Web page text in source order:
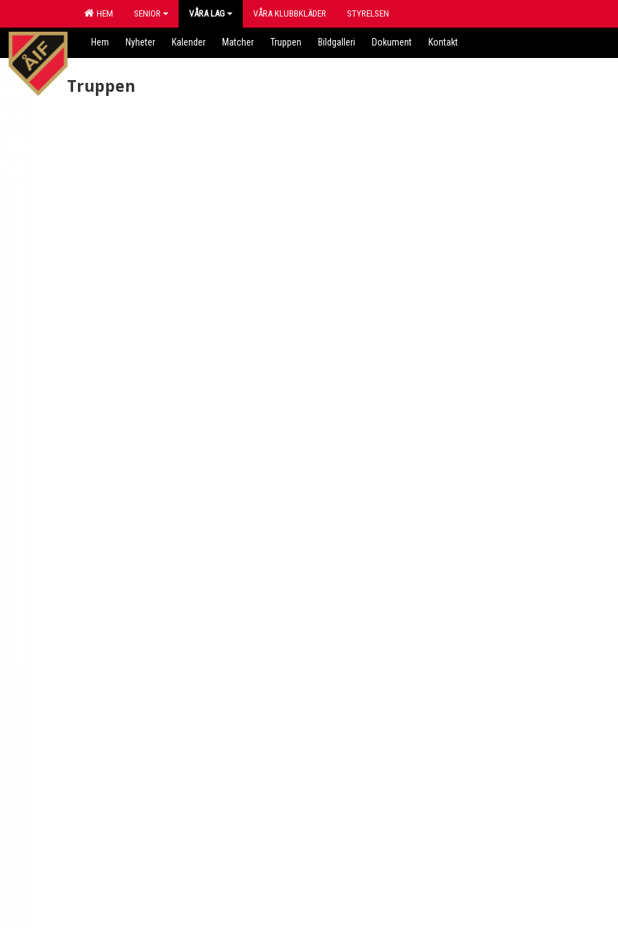
HEM SENIOR VÅRA LAG VÅRA KLUBBKLÄDER STYRELSEN
Hem Nyheter Kalender Matcher Truppen Bildgalleri Dokument Kontakt
Truppen